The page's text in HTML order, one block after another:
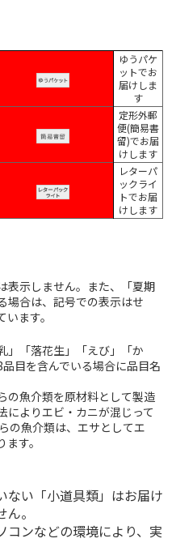
ゆうパケ
ットでお
届けしま
す
定形外郵
便(簡易書
留)でお届
けします
レターパ
ックライ
トでお届
けします
表示しません。また、「夏期
場合は、記号での表示はせ
ます。
」「落花生」「えび」「か
目を含んでいる場合に品目名
の魚介類を原材料として製造
によりエビ・カニが混じって
の魚介類は、エサとしてエ
す。
ない「小道具類」はお届け
。
コンなどの環境により、実